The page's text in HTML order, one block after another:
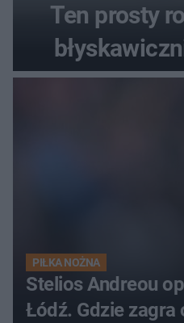
Ten prosty
PIŁKA NOŻNA
Stelios Andreou
Łódź. Gdzie zagra